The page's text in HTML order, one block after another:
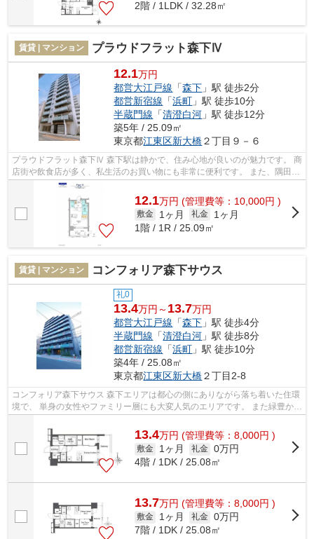
2階 / 1LDK / 32.28㎡
賃貸 | マンション プラウドフラット森下Ⅳ
12.1万円
都営大江戸線 「森下 」駅 徒歩2分
都営新宿線 「浜町 」駅 徒歩10分
半蔵門線 「清澄白河 」駅 徒歩12分
築5年 / 25.09㎡
東京都江東区新大橋２丁目９－６
プラウドフラット森下Ⅳ 森下駅は静かで、住み心地が良いのが魅力です。 商
店街や飲食店が多く、私生活のお買い物にも非常に便利です。 また、隅田川
が近いので、都会に居ながらも自...
12.1万円 (管理費等：10,000円 )
敷金 1ヶ月 礼金
1ヶ月
1階 / 1R / 25.09㎡
賃貸 | マンション コンフォリア森下サウス
礼0
13.4万円～ 13.7万円
都営大江戸線 「森下 」駅 徒歩4分
半蔵門線 「清澄白河 」駅 徒歩8分
都営新宿線 「浜町 」駅 徒歩10分
築4年 / 25.08㎡
東京都江東区新大橋２丁目2-8
コンフォリア森下サウス 森下エリアは都心の側にありながら落ち着いた住環
境で、 単身の女性やファミリー層にも大変人気のエリアです。 また緑豊か
で、穏やかな雰囲気の町並みも人気...
13.4万円 (管理費等：8,000円 )
敷金 1ヶ月 礼金 0万円
4階 / 1DK / 25.08㎡
13.7万円 (管理費等：8,000円 )
敷金 1ヶ月 礼金 0万円
7階 / 1DK / 25.08㎡